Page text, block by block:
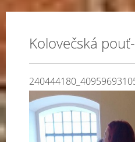
Kolovečská